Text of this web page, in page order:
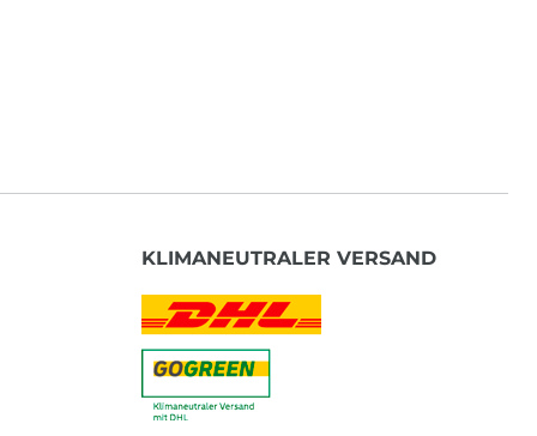
KLIMANEUTRALER VERSAND